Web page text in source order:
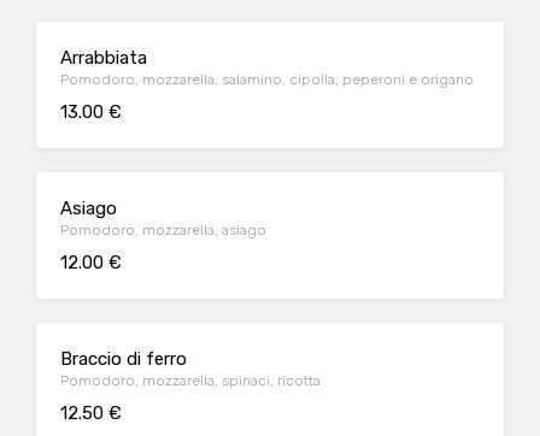
Arrabbiata
Pomodoro, mozzarella, salamino, cipolla, peperoni e origano
13.00 €
Asiago
Pomodoro, mozzarella, asiago
12.00 €
Braccio di ferro
Pomodoro, mozzarella, spinaci, ricotta
12.50 €